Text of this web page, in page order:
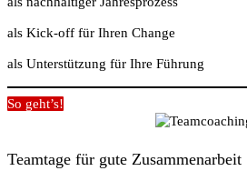
als Kick-off für Ihren Change
als Unterstützung für Ihre Führung
So geht’s!
Teamtage für gute Zusammenarbeit